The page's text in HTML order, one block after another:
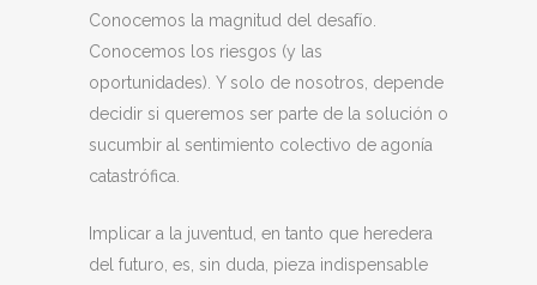
Conocemos la magnitud del desafío.
Conocemos los riesgos (y las
oportunidades). Y solo de nosotros, depende
decidir si queremos ser parte de la solución o
sucumbir al sentimiento colectivo de agonía
catastrófica.
Implicar a la juventud, en tanto que heredera
del futuro, es, sin duda, pieza indispensable